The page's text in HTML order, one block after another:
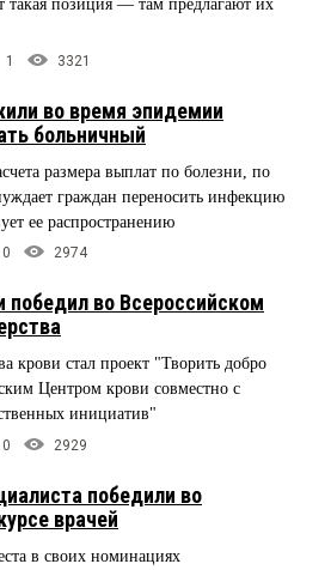
такая позиция — там предлагают их
1 3321
во время эпидемии
больничный
размера выплат по болезни, по
граждан переносить инфекцию
ее распространению
0 2974
победил во Всероссийском
крови стал проект "Творить добро
Центром крови совместно с
инициатив"
0 2929
победили во
врачей
в своих номинациях